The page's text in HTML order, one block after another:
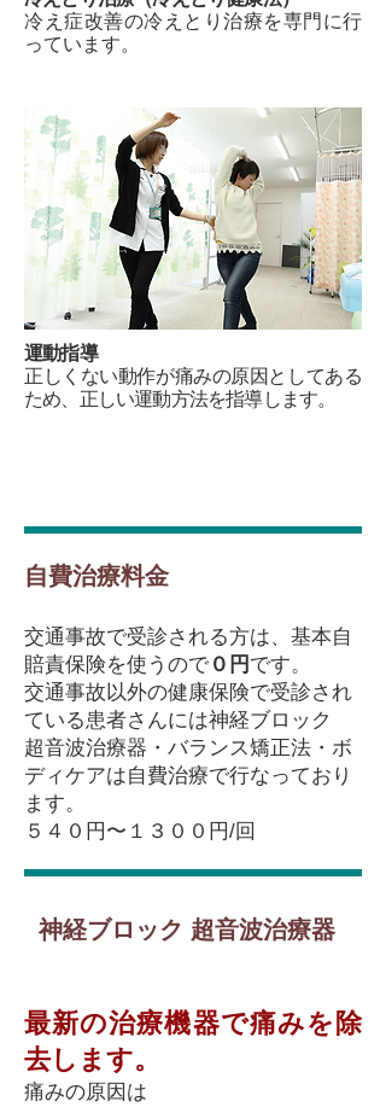
冷え症改善の冷えとり治療を専門に行
っています。
運動指導
正しくない動作が痛みの原因としてある
ため、正しい運動方法を指導します。
​自費治療料金
​交通事故で受診される方は、基本自
賠責保険を使うので ０円 です。
交通事故以外の​健康保険で受診され
ている患者さんには神経ブロック
超音波治療器・バランス矯正法・ボ
ディケアは自費治療で行なっており
ます。
５４０円〜１３００円/回
神経ブロック 超音波治療器
最新の治療機器で痛みを除
去します。
痛みの原因は